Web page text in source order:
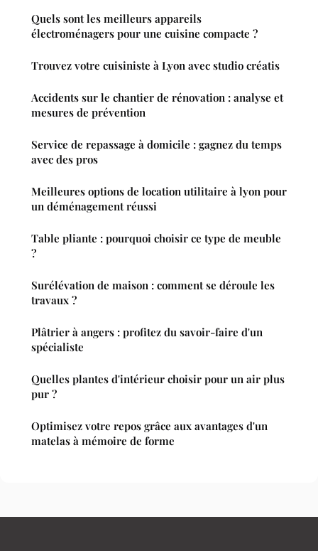
Quels sont les meilleurs appareils
électroménagers pour une cuisine compacte ?
Trouvez votre cuisiniste à Lyon avec studio créatis
Accidents sur le chantier de rénovation : analyse et
mesures de prévention
Service de repassage à domicile : gagnez du temps
avec des pros
Meilleures options de location utilitaire à lyon pour
un déménagement réussi
Table pliante : pourquoi choisir ce type de meuble
?
Surélévation de maison : comment se déroule les
travaux ?
Plâtrier à angers : profitez du savoir-faire d'un
spécialiste
Quelles plantes d'intérieur choisir pour un air plus
pur ?
Optimisez votre repos grâce aux avantages d'un
matelas à mémoire de forme